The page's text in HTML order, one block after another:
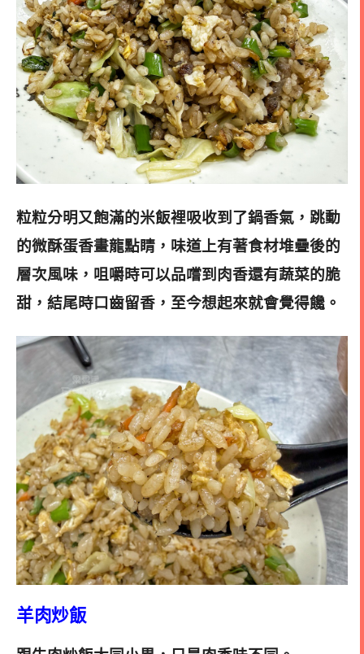
粒粒分明又飽滿的米飯裡吸收到了鍋香氣，跳動
的微酥蛋香畫龍點睛，味道上有著食材堆疊後的
層次風味，咀嚼時可以品嚐到肉香還有蔬菜的脆
甜，結尾時口齒留香，至今想起來就會覺得饞。
羊肉炒飯